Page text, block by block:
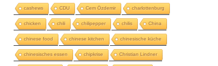
cashews CDU Cem Özdemir charlottenburg
chicken chili chilipepper chilis China
chinese food chinese kitchen chinesische küche
chinesisches essen chipkrise Christian Lindner